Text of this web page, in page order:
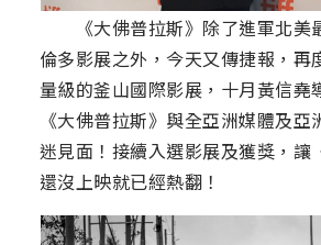
《大佛普拉斯》除了進軍北美
倫多影展之外，今天又傳捷報，再
量級的釜山國際影展，十月黃信堯
《大佛普拉斯》與全亞洲媒體及亞
迷見面！接續入選影展及獲獎，讓
還沒上映就已經熱翻！